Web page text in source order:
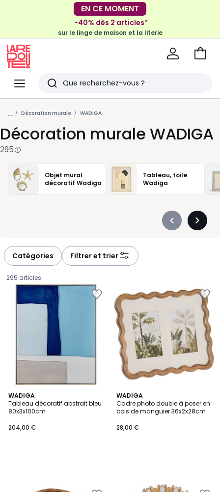
EN CE MOMENT
-30€ tous les 100€*
sur le meuble & la déco
-40% dès 2 articles*
sur le linge de maison et la literie
Menu
Redoute
Rechercher
Derniers
articles
vus
Voir
... Décoration murale WADIGA
Décoration murale WADIGA
295
Objet mural
décoratif Wadiga
Tableau, toile
Wadiga
Précédent
Catégories Filtrer et trier
295 articles
WADIGA
Tableau décoratif abstrait bleu
80x3x100cm
€.
204,00 €
WADIGA
Cadre photo double à poser en
bois de manguier 36x2x28cm
28,00 €